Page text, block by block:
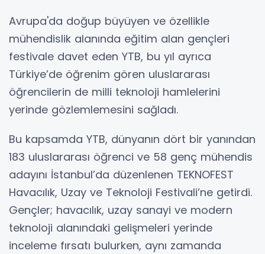
Avrupa'da doğup büyüyen ve özellikle
mühendislik alanında eğitim alan gençleri
festivale davet eden YTB, bu yıl ayrıca
Türkiye’de öğrenim gören uluslararası
öğrencilerin de milli teknoloji hamlelerini
yerinde gözlemlemesini sağladı.
Bu kapsamda YTB, dünyanın dört bir yanından
183 uluslararası öğrenci ve 58 genç mühendis
adayını İstanbul’da düzenlenen TEKNOFEST
Havacılık, Uzay ve Teknoloji Festivali’ne getirdi.
Gençler; havacılık, uzay sanayi ve modern
teknoloji alanındaki gelişmeleri yerinde
inceleme fırsatı bulurken, aynı zamanda